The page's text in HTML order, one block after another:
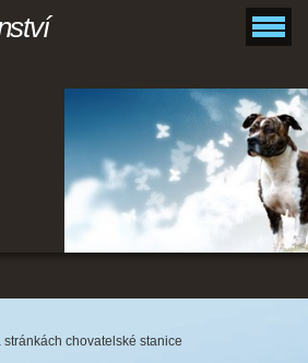
stránkách chovatelské stanice